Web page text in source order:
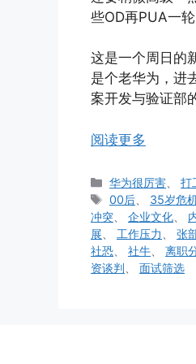
些OD再PUA一
这是一个周日的
是个老华为，进
案开发与验证部
阅读更多
分
类
华为很厉害 、打
标
签
00后 35岁危
冲突
企业文化
展
工作压力 张
社恐
社牛 离职
资谈判
面试筛选